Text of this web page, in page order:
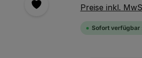
Preise inkl.
Sofort verfügbar